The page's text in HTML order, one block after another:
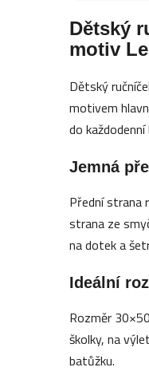
Dětský
motiv
Dětský
motivem
do
Jemná
Přední strana
strana ze
na dotek a
Ideální
Rozměr
školky, na
batůžku.